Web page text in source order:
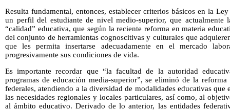
Resulta fundamental, entonces, establecer criterios básicos en la
un perfil del estudiante de nivel medio-superior, que actualmente
“calidad” educativa, que según la reciente reforma en materia
del conjunto de herramientas cognoscitivas y culturales que
que les permita insertarse adecuadamente en el mercado
progresivamente sus condiciones de vida.
Es importante recordar que “la facultad de la autoridad
programas de educación media-superior”, se eliminó de la
federales, atendiendo a la diversidad de modalidades educativas que
las necesidades regionales y locales particulares, así como, al
al ámbito educativo. Derivado de lo anterior, las entidades